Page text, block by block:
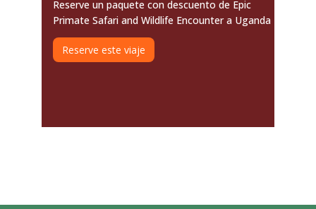
Reserve un paquete con descuento de Epic
Primate Safari and Wildlife Encounter a Uganda
Reserve este viaje